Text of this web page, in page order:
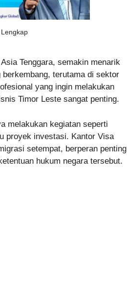
Tenggara, semakin menarik
terutama di sektor
yang ingin melakukan
Timor Leste sangat penting.
melakukan kegiatan seperti
proyek investasi. Kantor Visa
setempat, berperan penting
hukum negara tersebut.